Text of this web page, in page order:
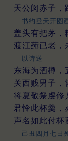
天公闵赤子，
书约登天开图
盖头有把茅，
渡江莼已老，
以诗送
东海为酒樽，
关西贱男子，
将夏敬祭虔修
君怜此杯羹，
声名如此付杯
己丑四月七日